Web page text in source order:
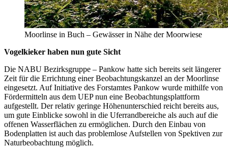
Moorlinse in Buch – Gewässer in Nähe der Moorwiese
Vogelkieker haben nun gute Sicht
Die NABU Bezirksgruppe – Pankow hatte sich bereits seit längerer
Zeit für die Errichtung einer Beobachtungskanzel an der Moorlinse
eingesetzt. Auf Initiative des Forstamtes Pankow wurde mithilfe von
Fördermitteln aus dem UEP nun eine Beobachtungsplattform
aufgestellt. Der relativ geringe Höhenunterschied reicht bereits aus,
um gute Einblicke sowohl in die Uferrandbereiche als auch auf die
offenen Wasserflächen zu ermöglichen. Durch den Einbau von
Bodenplatten ist auch das problemlose Aufstellen von Spektiven zur
Naturbeobachtung möglich.